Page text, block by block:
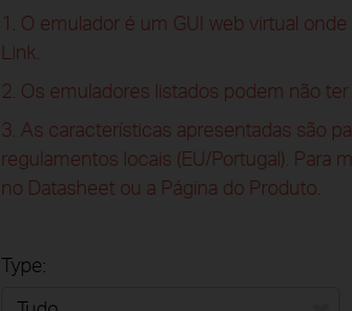
1. O emulador é um GUI web virtual
Link.
2. Os emuladores listados podem não
3. As características apresentadas são
regulamentos locais (EU/Portugal). Para
no Datasheet ou a Página do Produto.
Type: